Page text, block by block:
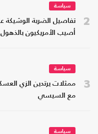
2
سياسة
تفاصيل الضربة الوشيكة
أصيب الأمريكيون بالذهول
3
سياسة
ممثلات يرتدين الزي
مع السيسي
سياسة